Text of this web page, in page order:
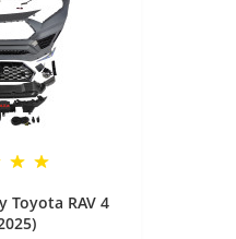
Toyota RAV 4